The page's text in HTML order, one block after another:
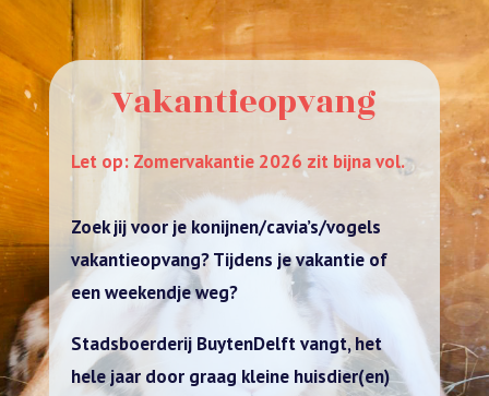
Vakantieopvang
Let op: Zomervakantie 2026 zit bijna vol.
Zoek jij voor je konijnen/cavia’s/vogels
vakantieopvang? Tijdens je vakantie of
een weekendje weg?
Stadsboerderij BuytenDelft vangt, het
hele jaar door graag kleine huisdier(en)